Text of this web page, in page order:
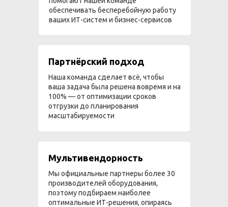
обеспечивать бесперебойную работу
ваших ИТ-систем и бизнес-сервисов
Мультивендорность
Мы официальные партнеры более 30
производителей оборудования,
поэтому подбираем наиболее
оптимальные ИТ-решения, опираясь
Партнёрский подход
Наша команда сделает всё, чтобы
ваша задача была решена вовремя и на
100% — от оптимизации сроков
отгрузки до планирования
масштабируемости